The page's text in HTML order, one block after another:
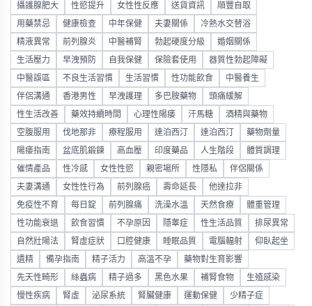
攝護腺肥大 性慾提升 女性性反應 送貨資訊 順豐自取
用藥禁忌 健康檢查 中年保健 夫妻關係 冷熱水交替浴
精液異常 前列腺炎 中醫補腎 勃起硬度分級 婚姻關係
生活壓力 早洩預防 自我保健 保險套使用 器質性勃起障礙
中醫誤區 不良生活習慣 生活習慣 性功能飲食 中醫養生
伴侶溝通 香港男性 早洩護理 多巴胺藥物 頭痛緩解
性生活改善 藥效持續時間 心理性陽痿 汗馬糖 酒精與藥物
空腹服用 伐地那非 療程服用 達泊西汀 達泊西汀 藥物劑量
陽痿指南 盆底肌鍛鍊 高血壓 印度藥品 人生階段 體質調理
催情產品 性冷感 女性性慾 親密場所 性隱私 伴侶關係
夫妻溝通 女性性行為 前列腺癌 壽命延長 他達拉非
免疫性不育 每日錠 前列腺痛 洗澡水溫 天然食療 體重管理
性功能衰退 飲食習慣 不孕原因 隱睾症 性生活品質 排尿異常
自然壯陽法 腎虛症狀 口腔健康 睡眠品質 電腦輻射 仰臥起坐
遺精 備孕指南 精子活力 高溫不孕 藥物對生育影響
先天性畸形 絲蟲病 精子過多 黑色水果 補腎食物 生殖感染
慢性疾病 腎虛 泌尿系統 腎臟健康 運動保健 少精子症